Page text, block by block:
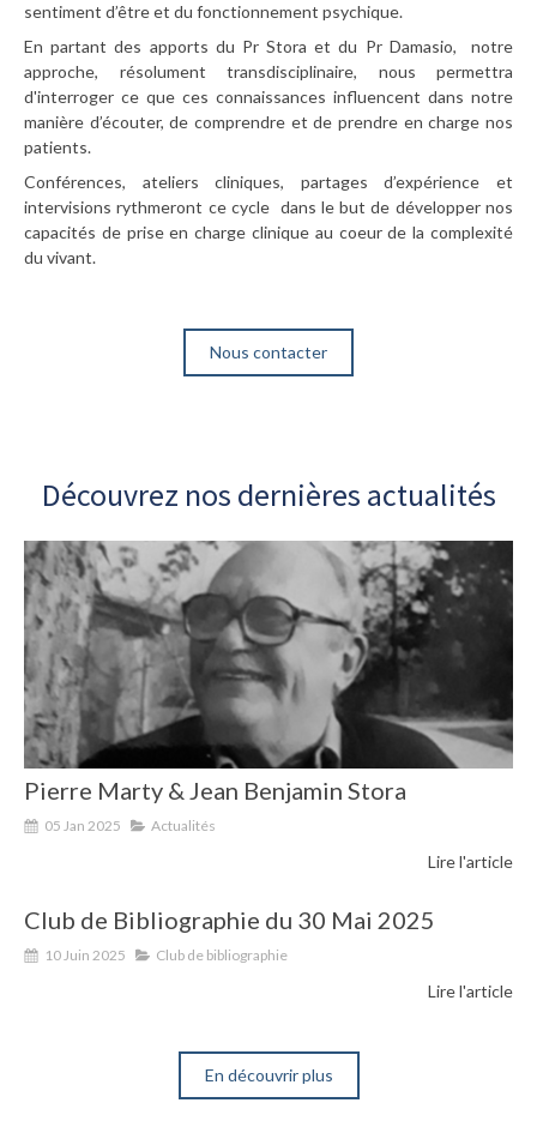
sentiment d’être et du fonctionnement psychique.
En partant des apports du Pr Stora et du Pr Damasio, notre
approche, résolument transdisciplinaire, nous permettra
d'interroger ce que ces connaissances influencent dans notre
manière d’écouter, de comprendre et de prendre en charge nos
patients.
Conférences, ateliers cliniques, partages d’expérience et
intervisions rythmeront ce cycle dans le but de développer nos
capacités de prise en charge clinique au coeur de la complexité
du vivant.
Nous contacter
Découvrez nos dernières actualités
Pierre Marty & Jean Benjamin Stora
05 Jan 2025 Actualités
Lire l'article
Club de Bibliographie du 30 Mai 2025
10 Juin 2025 Club de bibliographie
Lire l'article
En découvrir plus